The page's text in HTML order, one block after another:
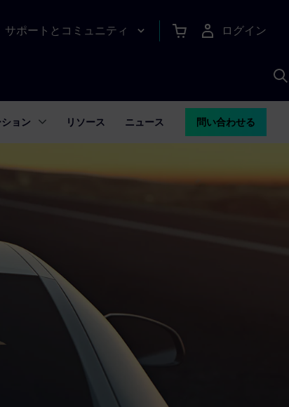
サポートとコミュニティ ログイン
ョン リソース ニュース 問い合わせる